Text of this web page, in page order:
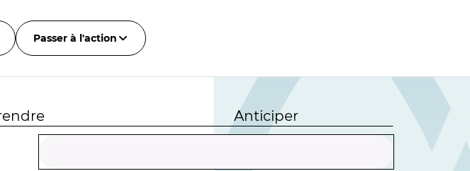
Passer à l'action
Anticiper